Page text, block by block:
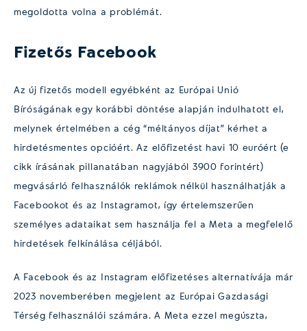
megoldotta volna a problémát.
Fizetős Facebook
Az új fizetős modell egyébként az Európai Unió
Bíróságának egy korábbi döntése alapján indulhatott el,
melynek értelmében a cég “méltányos díjat” kérhet a
hirdetésmentes opcióért. Az előfizetést havi 10 euróért (e
cikk írásának pillanatában nagyjából 3900 forintért)
megvásárló felhasználók reklámok nélkül használhatják a
Facebookot és az Instagramot, így értelemszerűen
személyes adataikat sem használja fel a Meta a megfelelő
hirdetések felkínálása céljából.
A Facebook és az Instagram előfizetéses alternatívája már
2023 novemberében megjelent az Európai Gazdasági
Térség felhasználói számára. A Meta ezzel megúszta,